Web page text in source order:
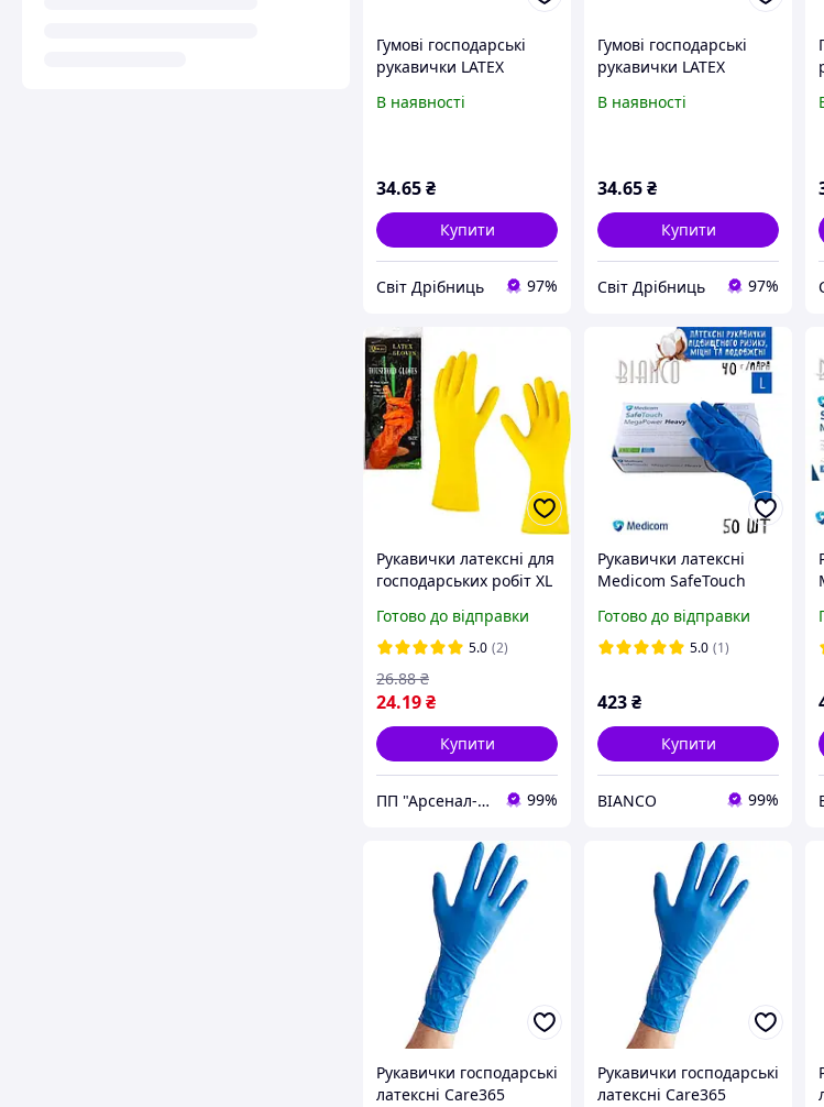
Гумові господарські
рукавички LATEX
миття посуду,
В наявності
34.65₴
Купити
Світ Дрібниць 97%
Гумові господарські
рукавички LATEX
миття посуду,
В наявності
34.65₴
Купити
Світ Дрібниць 97%
Рукавички латексні для
господарських робіт XL
Готово до відправки
5.0 (2)
24.19₴
26.88 ₴
Купити
ПП "Арсенал-У" 99%
Рукавички латексні
Medicom SafeTouch
1101H-D щільні,
господарські Без пудри
Готово до відправки
5.0 (1)
423₴
Купити
BIANCO 99%
Рукавички господарські
латексні Care365
Рукавички господарські
латексні Care365